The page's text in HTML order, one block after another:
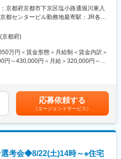
て、日本市場におけるロボット商品の
担当として、市場・顧客理解、用途開
ビス改善に関わる業務を担っていただ
つとして、AMR と Cobot を活用した
当いただく予定です。市場や顧客現場
成立する用途、適用条件、販売アプリ
ーズに進む状態を作っていただきま
、個別対応や手戻りが減ることで、日
京都府京都市下京区塩小路通堀川東入
都センタービル勤務地最寄駅：JR各線
内全面禁煙変更の範囲：会社の定める
京都府)
万円＜賃金形態＞月給制＜賃金内訳＞
円～430,000円＜月給＞320,000円～
表記です。
応募依頼する
（エージェントサービス）
選考会◆8/22(土)14時～※住宅